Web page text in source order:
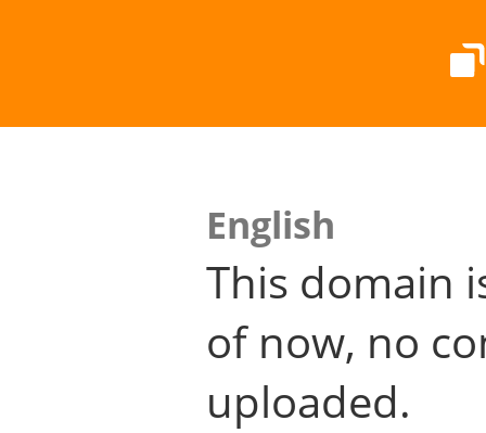
English
This domain
of now, no
uploaded.